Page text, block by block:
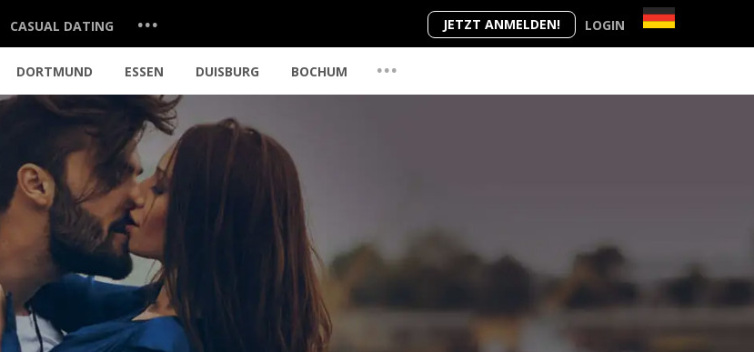
JETZT ANMELDEN! LOGIN
CASUAL DATING ...
DORTMUND ESSEN DUISBURG BOCHUM ...